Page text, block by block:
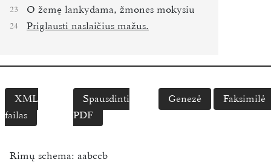
23 O žemę lankydama, žmones mokysiu
24 Priglausti naslaičius mažus.
XML
failas
Spausdinti
PDF
Genezė Faksimilė
Rimų schema: aabccb